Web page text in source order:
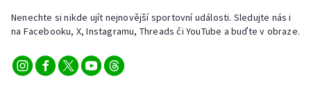
Vodní slalom
Volejbal
Nenechte si nikde ujít nejnovější sportovní události. Sledujte nás i
na Facebooku, X, Instagramu, Threads či YouTube a buďte v obraze.